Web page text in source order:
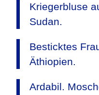
Kriegerbluse
Sudan.
Besticktes
Äthiopien.
Ardabil.